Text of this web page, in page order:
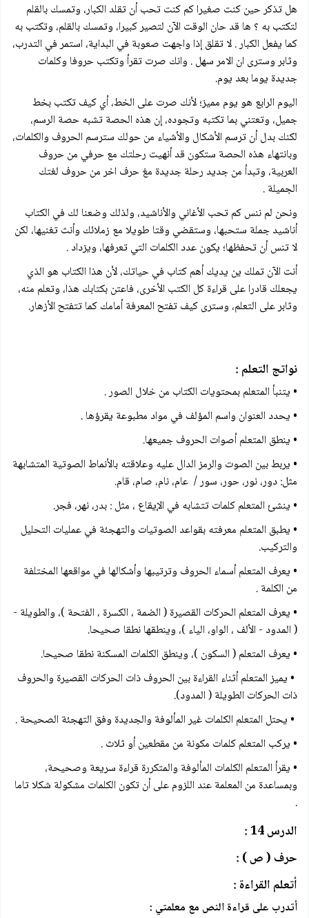
هل تذكر حين كنت صغيرا كم كنت تحب أن تقلد الكبار، وتمسك بالقلم
لتكتب به ؟ ها قد حان الوقت الآن لتصير كبيرا، وتمسك بالقلم، وتكتب به
كما يفعل الكبار . لا تقلق إذا واجهت صعوبة في البداية، استمر في التدرب،
وثابر وسترى ان الامر سهل . وانك صرت تقرأ وتكتب حروفا وكلمات
جديدة يوما بعد يوم.
اليوم الرابع هو يوم مميز؛ لأنك صرت على الخط، أي كيف تكتب بخط
جميل، وتعتني بما تكتبه وتجوده، إن هذه الحصة تشبه حصة الرسم،
لكنك بدل أن ترسم الأشكال والأشياء من حولك سترسم الحروف والكلمات،
وبانتهاء هذه الحصة ستكون قد أنهيت رحلتك مع حرفي من حروف
العربية، وتبدأ من جديد رحلة جديدة مغ حرف اخر من حروف لغتك
الجميلة .
ونحن لم ننس كم تحب الأغاني والأناشيد، ولذلك وضعنا لك في الكتاب
أناشيد جملة ستحبها، وستقضي وقتا طويلا مع زملائك وأنث تغنيها، لكن
لا تنس أن تحفظها؛ يكون عدد الكلمات التي تعرفها، ويزداد .
أنت الآن تملك ين يديك أهم كتاب في حياتك، لأن هذا الكتاب هو الذي
يجعلك قادرا على قراءة كل الكتب الأخرى، فاعتن بكتابك هذا، وتعلم منه،
وثابر على التعلم، وسترى كيف تفتح المعرفة أمامك كما تتفتح الأزهار.
نواتج التعلم :
• يتنبأ المتعلم بمحتويات الكتاب من خلال الصور .
• يحدد العنوان واسم المؤلف في مواد مطبوعة يقرؤها .
• ينطق المتعلم أصوات الحروف جميعها.
• يربط بين الصوت والرمز الدال عليه وعلاقته بالأنماط الصوتية المتشابهة
مثل: دور، نور، حور، سور / عام، نام، صام، قام.
• ينشئ المتعلم كلمات تتشابه في الإيقاع ، مثل : بدر، نهر، فجر.
• يطبق المتعلم معرفته بقواعد الصوتيات والتهجئة في عمليات التحليل
والتركيب.
• يعرف المتعلم أسماء الحروف وترتيبها وأشكالها في مواقعها المختلفة
من الكلمة .
• يعرف المتعلم الحركات القصيرة ( الضمة ، الكسرة ، الفتحة )، والطويلة -
( المدود - الألف ، الواو، الياء )، وينطقها نطقا صحيحا.
• يعرف المتعلم ( السكون )، وينطق الكلمات المسكنة نطقا صحيحا.
• يميز المتعلم أثناء القراءة بين الحروف ذات الحركات القصيرة والحروف
ذات الحركات الطويلة ( المدود).
• يحتل المتعلم الكلمات غير المألوفة والجديدة وفق التهجئة الصحيحة .
• يركب المتعلم كلمات مكونة من مقطعين أو ثلاث .
• يقرأ المتعلم الكلمات المألوفة والمتكررة قراءة سريعة وصحيحة،
وبمساعدة من المعلمة عند اللزوم على أن تكون الكلمات مشکولة شكلا تاما
.
الدرس 14 :
حرف ( ص ) :
أتعلم القراءة :
أتدرب على قراءة النص مع معلمتي :